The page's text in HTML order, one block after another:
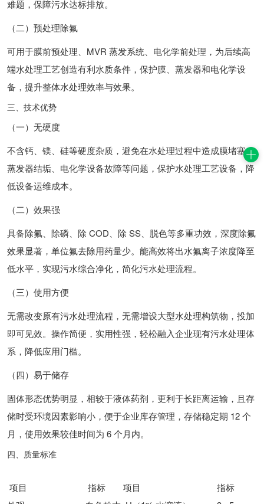
难题，保障污水达标排放。
（二）预处理除氟
可用于膜前预处理、MVR 蒸发系统、电化学前处理，为后续高
端水处理工艺创造有利水质条件，保护膜、蒸发器和电化学设
备，提升整体水处理效率与效果。
三、技术优势
（一）无硬度
不含钙、镁、硅等硬度杂质，避免在水处理过程中造成膜堵塞、
蒸发器结垢、电化学设备故障等问题，保护水处理工艺设备，降
低设备运维成本。
（二）效果强
具备除氟、除磷、除 COD、除 SS、脱色等多重功效，深度除氟
效果显著，单位氟去除用药量少。能高效将出水氟离子浓度降至
低水平，实现污水综合净化，简化污水处理流程。
（三）使用方便
无需改变原有污水处理流程，无需增设大型水处理构筑物，投加
即可见效。操作简便，实用性强，轻松融入企业现有污水处理体
系，降低应用门槛。
（四）易于储存
固体形态优势明显，相较于液体药剂，更利于长距离运输，且存
储时受环境因素影响小，便于企业库存管理，存储稳定期 12 个
月，使用效果较佳时间为 6 个月内。
四、质量标准
项目 指标 项目
指标